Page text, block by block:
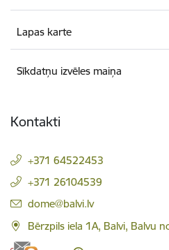
Lapas karte
Sīkdatņu izvēles maiņa
Kontakti
+371 64522453
+371 26104539
E-pasts:
dome@balvi.lv
Bērzpils iela 1A, Balvi, Balvu